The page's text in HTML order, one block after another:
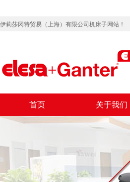
伊莉莎冈特贸易（上海）有限公司机床子网站！
首页 关于我们